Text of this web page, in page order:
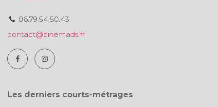
06.79.54.50.43
contact@cinemads.fr
Les derniers courts-métrages